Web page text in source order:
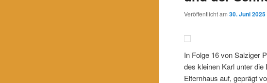
Veröffentlicht am30. Juni 2025
In Folge 16 von Salziger
des kleinen Karl unter
Elternhaus auf, geprägt